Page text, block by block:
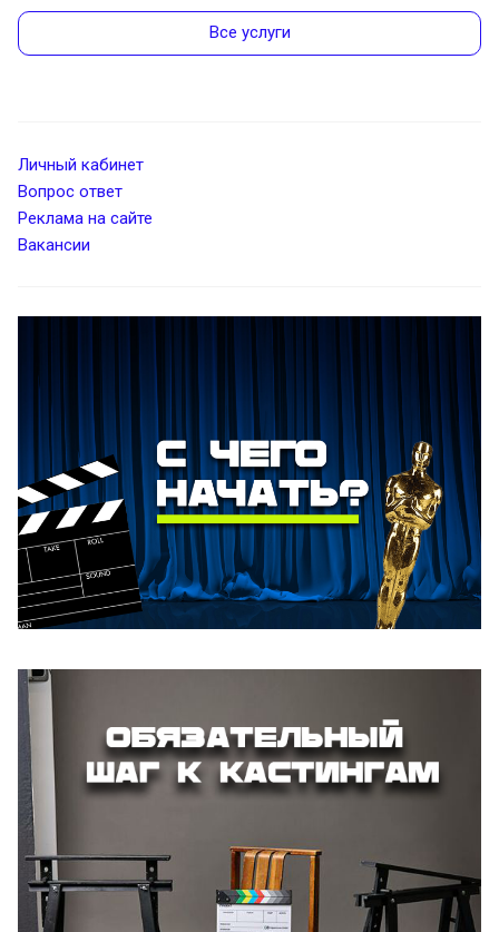
Все услуги
Личный кабинет
Вопрос ответ
Реклама на сайте
Вакансии